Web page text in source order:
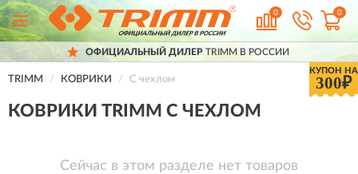
0 0
ОФИЦИАЛЬНЫЙ ДИЛЕР TRIMM В РОССИИ
КУПОН НА
300₽
TRIMM КОВРИКИ С чехлом
КОВРИКИ TRIMM С ЧЕХЛОМ
Сейчас в этом разделе нет товаров